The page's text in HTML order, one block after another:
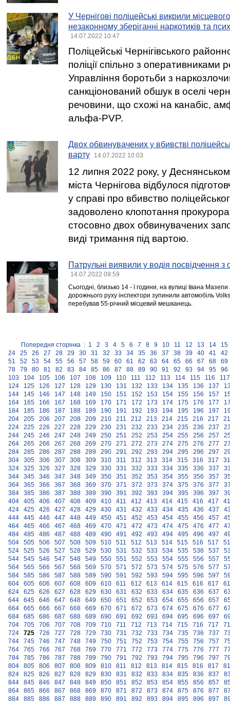
У Чернігові поліцейські викрили
незаконному зберіганні наркотиків та
14.07.2022 10:47
Поліцейські Чернігівського
поліції спільно з оперативниками
Управління боротьби з
санкціонований обшук в оселі
речовини, що схожі на канабіс,
альфа-PVP.
Двох обвинувачених у вбивстві
варту
14.07.2022 10:03
12 липня 2022 року, у
міста Чернігова відбулося
у справі про вбивство
задоволено клопотання
стосовно двох обвинувачених
виді тримання під вартою.
Патрульні виявили у водія посвідчення з
14.07.2022 09:59
Сьогодні, близько 14 - ї години, на вулиці Івана
дорожнього руху інспектори зупинили автомобіль
перебував 55-річний місцевий мешканець.
Попередня сторінка 1 2 3 4 5 6 7 8 9 10 11 12 13 14
15
24
25 26 27 28 29 30 31 32 33 34 35 36 37 38 39 40 41
42
51
52 53 54 55 56 57 58 59 60 61 62 63 64 65 66 67 68
69
78
79 80 81 82 83 84 85 86 87 88 89 90 91 92 93 94 95
96
103
104 105 106 107 108 109 110 111 112 113 114 115 116
117
124
125 126 127 128 129 130 131 132 133 134 135 136 137
144
145 146 147 148 149 150 151 152 153 154 155 156 157
164
165 166 167 168 169 170 171 172 173 174 175 176 177
184
185 186 187 188 189 190 191 192 193 194 195 196 197
204
205 206 207 208 209 210 211 212 213 214 215 216 217
224
225 226 227 228 229 230 231 232 233 234 235 236 237
244
245 246 247 248 249 250 251 252 253 254 255 256 257
264
265 266 267 268 269 270 271 272 273 274 275 276 277
284
285 286 287 288 289 290 291 292 293 294 295 296 297
304
305 306 307 308 309 310 311 312 313 314 315 316 317
324
325 326 327 328 329 330 331 332 333 334 335 336 337
344
345 346 347 348 349 350 351 352 353 354 355 356 357
364
365 366 367 368 369 370 371 372 373 374 375 376 377
384
385 386 387 388 389 390 391 392 393 394 395 396 397
404
405 406 407 408 409 410 411 412 413 414 415 416 417
424
425 426 427 428 429 430 431 432 433 434 435 436 437
444
445 446 447 448 449 450 451 452 453 454 455 456 457
464
465 466 467 468 469 470 471 472 473 474 475 476 477
484
485 486 487 488 489 490 491 492 493 494 495 496 497
504
505 506 507 508 509 510 511 512 513 514 515 516 517
524
525 526 527 528 529 530 531 532 533 534 535 536 537
544
545 546 547 548 549 550 551 552 553 554 555 556 557
564
565 566 567 568 569 570 571 572 573 574 575 576 577
584
585 586 587 588 589 590 591 592 593 594 595 596 597
604
605 606 607 608 609 610 611 612 613 614 615 616 617
624
625 626 627 628 629 630 631 632 633 634 635 636 637
644
645 646 647 648 649 650 651 652 653 654 655 656 657
664
665 666 667 668 669 670 671 672 673 674 675 676 677
684
685 686 687 688 689 690 691 692 693 694 695 696 697
704
705 706 707 708 709 710 711 712 713 714 715 716 717
724
725 726 727 728 729 730 731 732 733 734 735 736 737
744
745 746 747 748 749 750 751 752 753 754 755 756 757
764
765 766 767 768 769 770 771 772 773 774 775 776 777
784
785 786 787 788 789 790 791 792 793 794 795 796 797
804
805 806 807 808 809 810 811 812 813 814 815 816 817
824
825 826 827 828 829 830 831 832 833 834 835 836 837
844
845 846 847 848 849 850 851 852 853 854 855 856 857
864
865 866 867 868 869 870 871 872 873 874 875 876 877
884
885 886 887 888 889 890 891 892 893 894 895 896 897